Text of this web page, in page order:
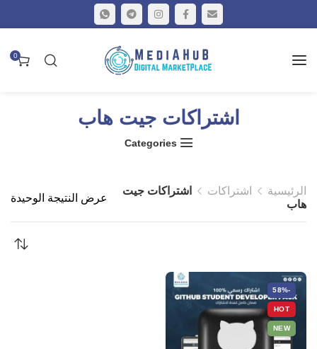
0
اشتراكات جيت هاب
Categories
الرئيسية اشتراكات
اشتراكات جيت
هاب
عرض النتيجة الوحيدة
-58%
HOT
NEW